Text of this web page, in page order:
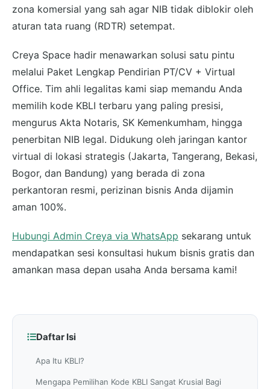
zona komersial yang sah agar NIB tidak diblokir oleh
aturan tata ruang (RDTR) setempat.
Creya Space hadir menawarkan solusi satu pintu
melalui Paket Lengkap Pendirian PT/CV + Virtual
Office. Tim ahli legalitas kami siap memandu Anda
memilih kode KBLI terbaru yang paling presisi,
mengurus Akta Notaris, SK Kemenkumham, hingga
penerbitan NIB legal. Didukung oleh jaringan kantor
virtual di lokasi strategis (Jakarta, Tangerang, Bekasi,
Bogor, dan Bandung) yang berada di zona
perkantoran resmi, perizinan bisnis Anda dijamin
aman 100%.
Hubungi Admin Creya via WhatsApp sekarang untuk
mendapatkan sesi konsultasi hukum bisnis gratis dan
amankan masa depan usaha Anda bersama kami!
Daftar Isi
Apa Itu KBLI?
Mengapa Pemilihan Kode KBLI Sangat Krusial Bagi